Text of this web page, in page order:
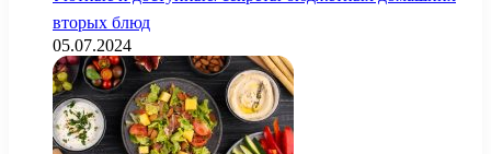
вторых блюд
05.07.2024